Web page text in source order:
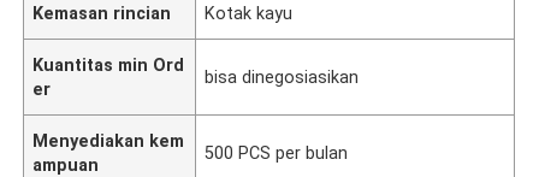
Kemasan rincian Kotak kayu
Kuantitas min Ord
er
bisa dinegosiasikan
Menyediakan kem
ampuan
500 PCS per bulan